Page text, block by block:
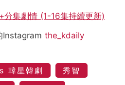
分集劇情 (1-16集持續更新)
Instagram the_kdaily
韓星韓劇
秀智